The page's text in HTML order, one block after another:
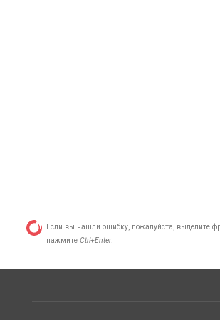
Если вы нашли ошибку, пожалуйста, выделите
нажмите Ctrl+Enter.